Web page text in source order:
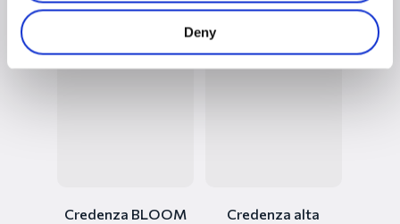
Deny
da 180 cm
da 200 cm
Credenza BLOOM
Credenza alta